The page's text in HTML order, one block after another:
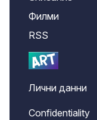
Филми
RSS
Лични данни
Confidentiality